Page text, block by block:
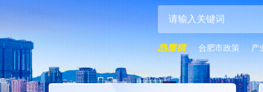
合肥市政策 产